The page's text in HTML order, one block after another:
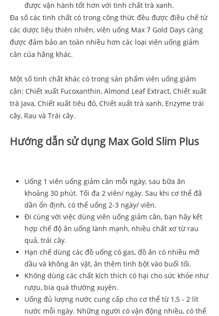
được vận hành tốt hơn với tinh chất trà xanh.
Đa số các tinh chất có trong công thức đều được điều chế từ
các dược liệu thiên nhiên, viên uống Max 7 Gold Days càng
được đảm bảo an toàn nhiều hơn các loại viên uống giảm
cân của hãng khác.
Một số tinh chất khác có trong sản phẩm viên uống giảm
cân: Chiết xuất Fucoxanthin, Almond Leaf Extract, Chiết xuất
trà Java, Chiết xuất tiêu đỏ, Chiết xuất trà xanh, Enzyme trái
cây, Rau và Trái cây.
Hướng dẫn sử dụng Max Gold Slim Plus
Uống 1 viên uống giảm cân mỗi ngày, sau bữa ăn
khoảng 30 phút. Tối đa 2 viên/ ngày. Sau khi cơ thể đã
dần ổn định, có thể uống 2-3 ngày/ viên.
Đi cùng với việc dùng viên uống giảm cân, bạn hãy kết
hợp chế độ ăn uống lành mạnh, nhiều chất xơ từ rau
quả, trái cây.
Hạn chế dùng các đồ uống có gas, đồ ăn có nhiều mỡ
dầu và không ăn vặt, ăn thêm tinh bột vào buổi tối.
Không dùng các chất kích thích có hại cho sức khỏe như
rượu, bia quá thường xuyên.
Uống đủ lượng nước cung cấp cho cơ thể từ 1,5 - 2 lít
nước mỗi ngày. Những người có vận động nhiều, có thể